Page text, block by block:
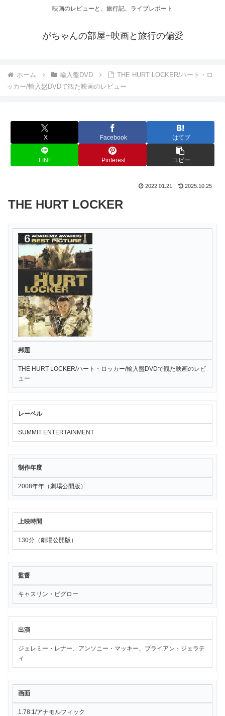
映画のレビューと、旅行記、ライブレポート
がちゃんの部屋~映画と旅行の偏愛
ホーム 輸入盤DVD
THE HURT LOCKER/ハート・ロ
ッカー/輸入盤DVDで観た映画のレビュー
X Facebook はてブ
LINE Pinterest コピー
2022.01.21 2025.10.25
THE HURT LOCKER
邦題
THE HURT LOCKER/ハート・ロッカー/輸入盤DVDで観た映画のレビ
ュー
レーベル
SUMMIT ENTERTAINMENT
制作年度
2008年年（劇場公開版）
上映時間
130分（劇場公開版）
監督
キャスリン・ビグロー
出演
ジェレミー・レナー、アンソニー・マッキー、ブライアン・ジェラテ
ィ
画面
1.78:1/アナモルフィック